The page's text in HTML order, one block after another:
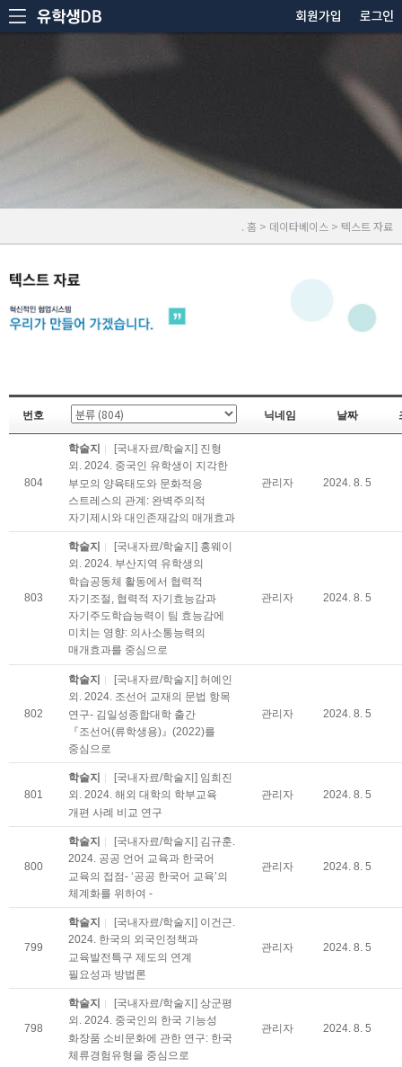
. 홈 > 데이타베이스 > 텍스트 자료
번호 닉네임 날짜
804
학술지
[국내자료/학술지] 진형
외. 2024. 중국인 유학생이 지각한
부모의 양육태도와 문화적응
스트레스의 관계: 완벽주의적
자기제시와 대인존재감의 매개효과
관리자 2024. 8. 5
803
학술지
[국내자료/학술지] 홍웨이
외. 2024. 부산지역 유학생의
학습공동체 활동에서 협력적
자기조절, 협력적 자기효능감과
자기주도학습능력이 팀 효능감에
미치는 영향: 의사소통능력의
매개효과를 중심으로
관리자 2024. 8. 5
802
학술지
[국내자료/학술지] 허예인
외. 2024. 조선어 교재의 문법 항목
연구- 김일성종합대학 출간
『조선어(류학생용)』(2022)를
중심으로
관리자 2024. 8. 5
801
학술지
[국내자료/학술지] 임희진
외. 2024. 해외 대학의 학부교육
개편 사례 비교 연구
관리자 2024. 8. 5
800
학술지
[국내자료/학술지] 김규훈.
2024. 공공 언어 교육과 한국어
교육의 접점- ‘공공 한국어 교육’의
체계화를 위하여 -
관리자 2024. 8. 5
799
학술지
[국내자료/학술지] 이건근.
2024. 한국의 외국인정책과
교육발전특구 제도의 연계
필요성과 방법론
관리자 2024. 8. 5
798
학술지
[국내자료/학술지] 상군평
외. 2024. 중국인의 한국 기능성
화장품 소비문화에 관한 연구: 한국
체류경험유형을 중심으로
관리자 2024. 8. 5